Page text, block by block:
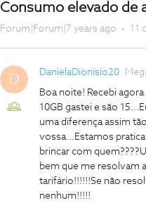
Consumo elevado de
Forum|Forum|7 years ago 11
D DanielaDionísio20
Boa noite! Recebi
10GB gastei e são
uma diferença assim
vossa...Estamos
brincar com
bem que me resolvam
tarifário!!!!!!Se não
nenhum!!!!!